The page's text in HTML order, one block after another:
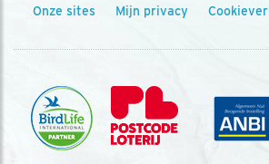
Onze sites Mijn privacy